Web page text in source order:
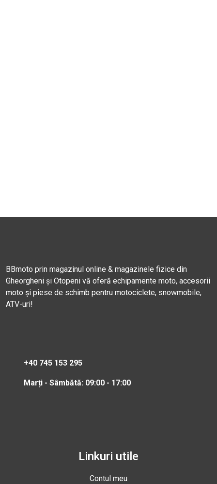
BBmoto prin magazinul online & magazinele fizice din
Gheorgheni și Otopeni vă oferă echipamente moto, accesorii
moto și piese de schimb pentru motociclete, snowmobile,
ATV-uri!
+40 745 153 295
Marți - Sâmbătă: 09:00 - 17:00
Linkuri utile
Contul meu